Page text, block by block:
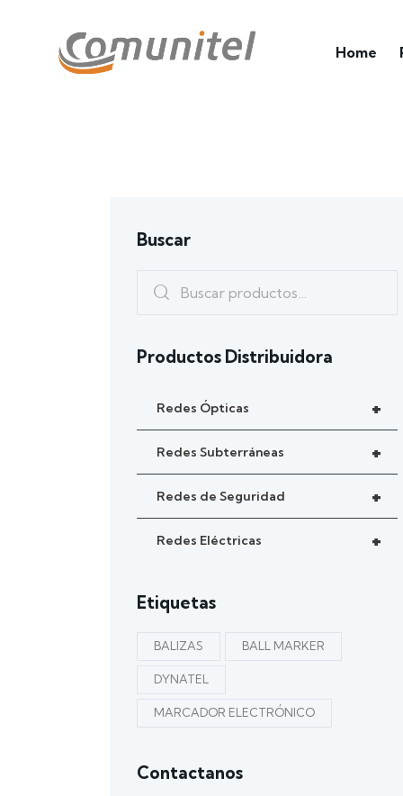
Home
Buscar
Productos Distribuidora
+
Redes Ópticas
+
Redes Subterráneas
+
Redes de Seguridad
+
Redes Eléctricas
Etiquetas
BALIZAS BALL MARKER
DYNATEL
MARCADOR ELECTRÓNICO
Contactanos